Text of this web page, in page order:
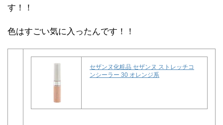
す！！
色はすごい気に入ったんです！！
セザンヌ化粧品 セザンヌ ストレッチコ
ンシーラー 30 オレンジ系